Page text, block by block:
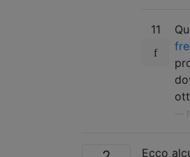
11
Ecco